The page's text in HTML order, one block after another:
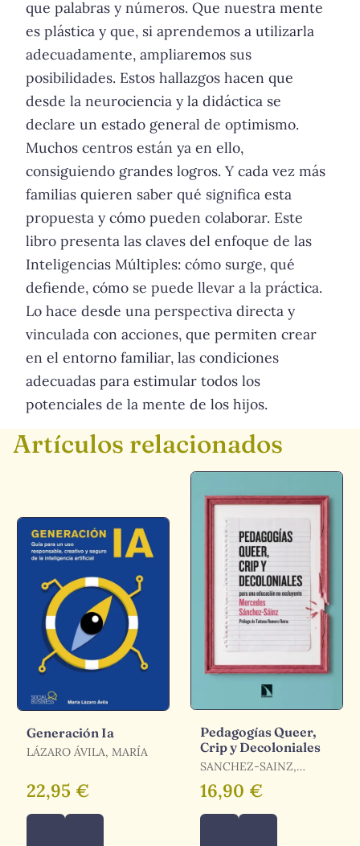
que palabras y números. Que nuestra mente
es plástica y que, si aprendemos a utilizarla
adecuadamente, ampliaremos sus
posibilidades. Estos hallazgos hacen que
desde la neurociencia y la didáctica se
declare un estado general de optimismo.
Muchos centros están ya en ello,
consiguiendo grandes logros. Y cada vez más
familias quieren saber qué significa esta
propuesta y cómo pueden colaborar. Este
libro presenta las claves del enfoque de las
Inteligencias Múltiples: cómo surge, qué
defiende, cómo se puede llevar a la práctica.
Lo hace desde una perspectiva directa y
vinculada con acciones, que permiten crear
en el entorno familiar, las condiciones
adecuadas para estimular todos los
potenciales de la mente de los hijos.
Artículos relacionados
Generación Ia
LÁZARO ÁVILA, MARÍA
22,95 €
Pedagogías Queer,
Crip y Decoloniales
SANCHEZ-SAINZ,
MERCEDES
16,90 €